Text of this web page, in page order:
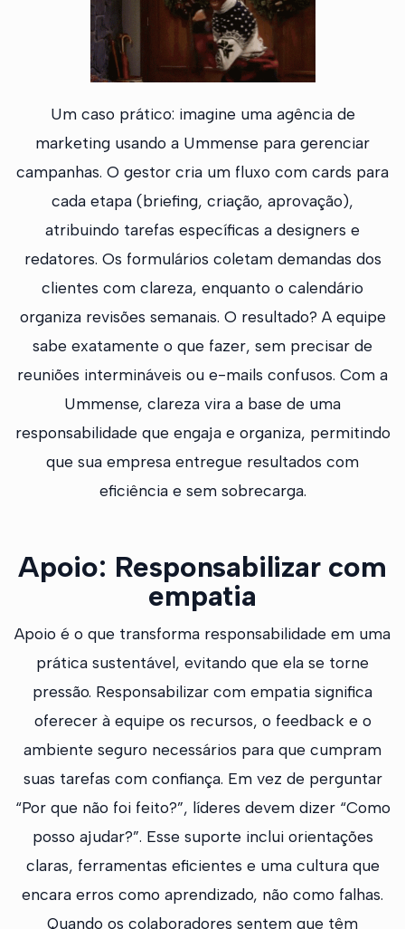
Um caso prático: imagine uma agência de
marketing usando a Ummense para gerenciar
campanhas. O gestor cria um fluxo com cards para
cada etapa (briefing, criação, aprovação),
atribuindo tarefas específicas a designers e
redatores. Os formulários coletam demandas dos
clientes com clareza, enquanto o calendário
organiza revisões semanais. O resultado? A equipe
sabe exatamente o que fazer, sem precisar de
reuniões intermináveis ou e-mails confusos. Com a
Ummense, clareza vira a base de uma
responsabilidade que engaja e organiza, permitindo
que sua empresa entregue resultados com
eficiência e sem sobrecarga.
Apoio: Responsabilizar com
empatia
Apoio é o que transforma responsabilidade em uma
prática sustentável, evitando que ela se torne
pressão. Responsabilizar com empatia significa
oferecer à equipe os recursos, o feedback e o
ambiente seguro necessários para que cumpram
suas tarefas com confiança. Em vez de perguntar
“Por que não foi feito?”, líderes devem dizer “Como
posso ajudar?”. Esse suporte inclui orientações
claras, ferramentas eficientes e uma cultura que
encara erros como aprendizado, não como falhas.
Quando os colaboradores sentem que têm